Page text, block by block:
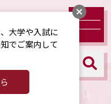
大学や入試に
でご案内して